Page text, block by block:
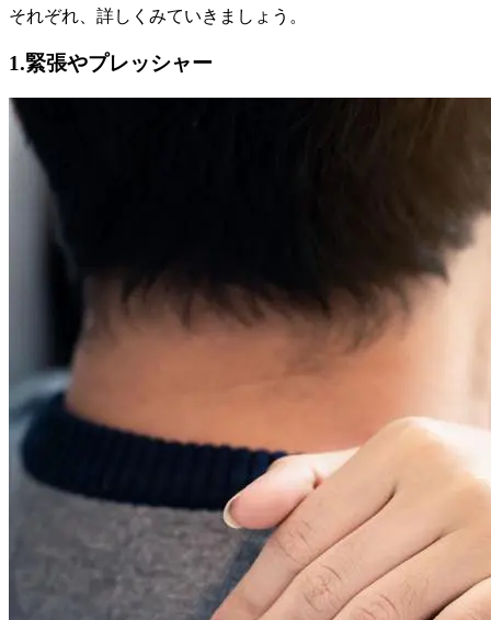
それぞれ、詳しくみていきましょう。
1.緊張やプレッシャー